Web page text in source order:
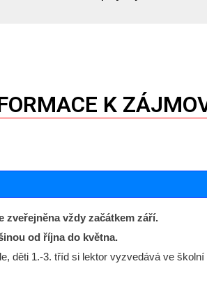
K
vždy začátkem září.
od října do května.
děti 1.-3. tříd si lektor vyzvedává ve